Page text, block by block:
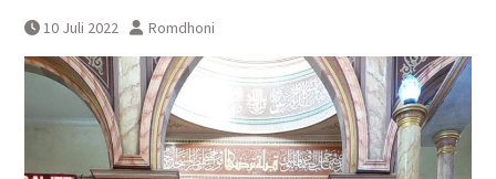
10 Juli 2022 Romdhoni